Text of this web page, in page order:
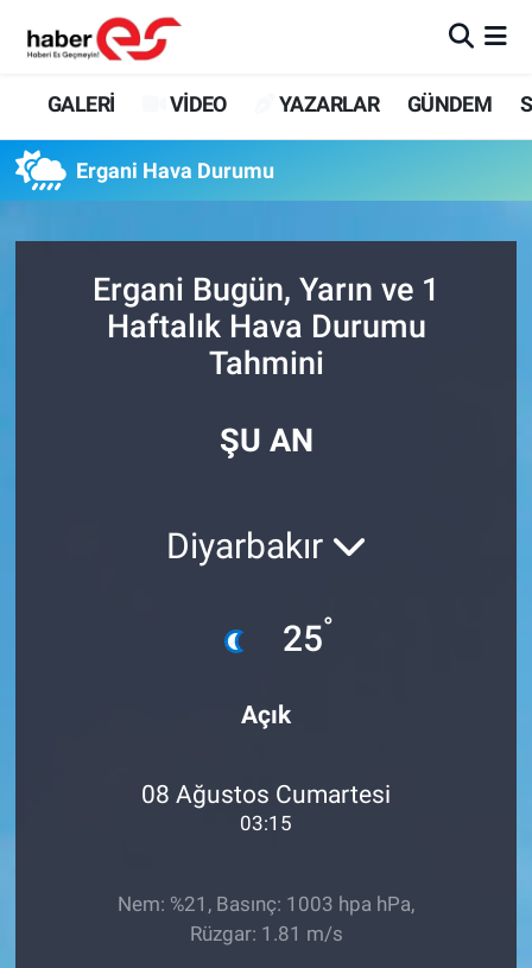
GALERİ VİDEO YAZARLAR GÜNDEM
Ergani Hava Durumu
Ergani Bugün, Yarın ve 1
Haftalık Hava Durumu
Tahmini
ŞU AN
Diyarbakır
25°
Açık
08 Ağustos Cumartesi
03:15
Nem: %21, Basınç: 1003 hpa hPa,
Rüzgar: 1.81 m/s
GALERİ
GÜNDEM
SİYASET
Eskişehir Nöbetçi Eczaneler
Süper Lig Puan Durumu ve Fikstür
Tüm Manşetler